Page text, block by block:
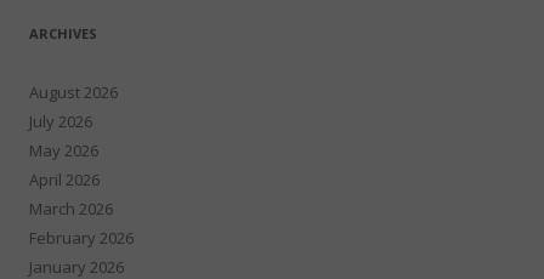
ARCHIVES
August 2026
July 2026
May 2026
April 2026
March 2026
February 2026
January 2026